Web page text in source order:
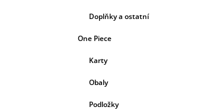
Doplňky a ostatní
One Piece
Karty
Obaly
Podložky